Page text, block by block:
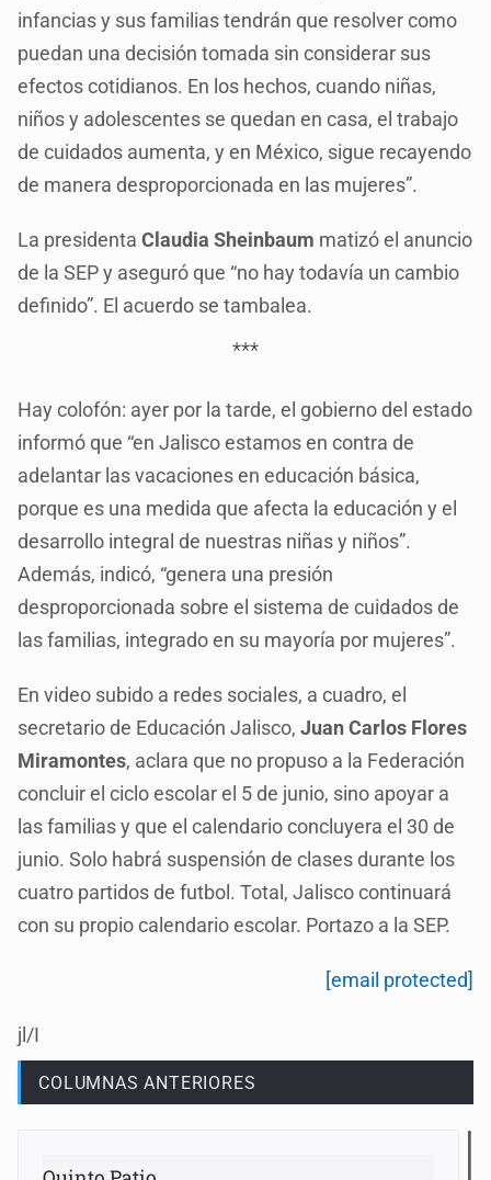
infancias y sus familias tendrán que resolver como
puedan una decisión tomada sin considerar sus
efectos cotidianos. En los hechos, cuando niñas,
niños y adolescentes se quedan en casa, el trabajo
de cuidados aumenta, y en México, sigue recayendo
de manera desproporcionada en las mujeres”.
La presidentaClaudia Sheinbaum matizó el anuncio
de la SEP y aseguró que “no hay todavía un cambio
definido”. El acuerdo se tambalea.
***
Hay colofón: ayer por la tarde, el gobierno del estado
informó que “en Jalisco estamos en contra de
adelantar las vacaciones en educación básica,
porque es una medida que afecta la educación y el
desarrollo integral de nuestras niñas y niños”.
Además, indicó, “genera una presión
desproporcionada sobre el sistema de cuidados de
las familias, integrado en su mayoría por mujeres”.
En video subido a redes sociales, a cuadro, el
secretario de Educación Jalisco,Juan Carlos Flores
Miramontes, aclara que no propuso a la Federación
concluir el ciclo escolar el 5 de junio, sino apoyar a
las familias y que el calendario concluyera el 30 de
junio. Solo habrá suspensión de clases durante los
cuatro partidos de futbol. Total, Jalisco continuará
con su propio calendario escolar. Portazo a la SEP.
[email protected]
jl/I
COLUMNAS ANTERIORES